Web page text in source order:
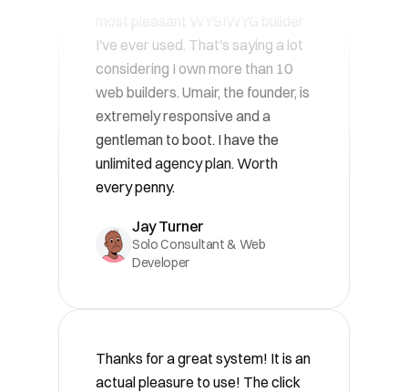
web builders. Umair, the founder, is
extremely responsive and a
gentleman to boot. I have the
unlimited agency plan. Worth
every penny.
Jay Turner
Solo Consultant & Web
Thanks for a great system! It is an
and load approach is genuinely
inspiring - my head fills with ideas